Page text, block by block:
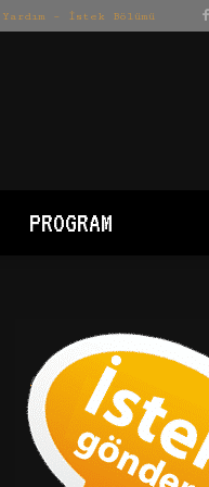
Yardım – İstek Bölümü
PROGRAM